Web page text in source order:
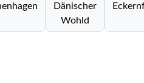
Dänischer
Wohld